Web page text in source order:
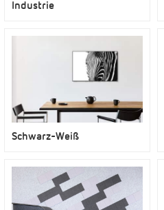
Industrie
Schwarz-Weiß